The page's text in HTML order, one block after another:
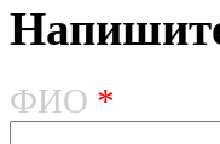
ФИО *